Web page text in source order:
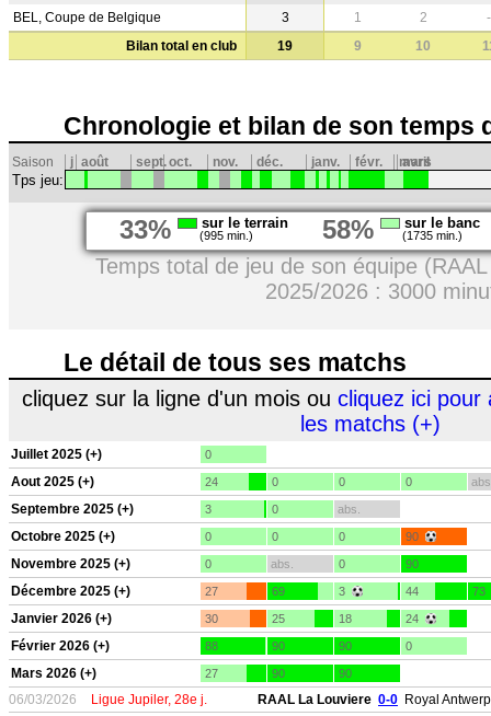
BEL, Coupe de Belgique
3 1 2
-
Bilan total en club
19 9 10
Chronologie et bilan de son temps
Saison j août sept.oct. nov. déc. janv. févr. mars
avril
Tps jeu:
33% sur le terrain
(995 min.) 58% sur le banc
(1735 min.)
Temps total de jeu de son équipe
2025/2026 : 3000
Le détail de tous ses matchs
cliquez sur la ligne d'un mois ou cliquez ici pour
les matchs (+)
Juillet 2025 (+) 0
Aout 2025 (+) 24 0 0 0
Septembre 2025 (+) 3 0 abs.
Octobre 2025 (+) 0 0 0 90
Novembre 2025 (+) 0 abs. 0 90
Décembre 2025 (+) 27 69 3 44 73
Janvier 2026 (+) 30 25 18 24
Février 2026 (+) 88 90 90 0
Mars 2026 (+) 27 90 90
06/03/2026 Ligue Jupiler, 28e j. RAAL La Louviere 0-0 Royal Antwerp